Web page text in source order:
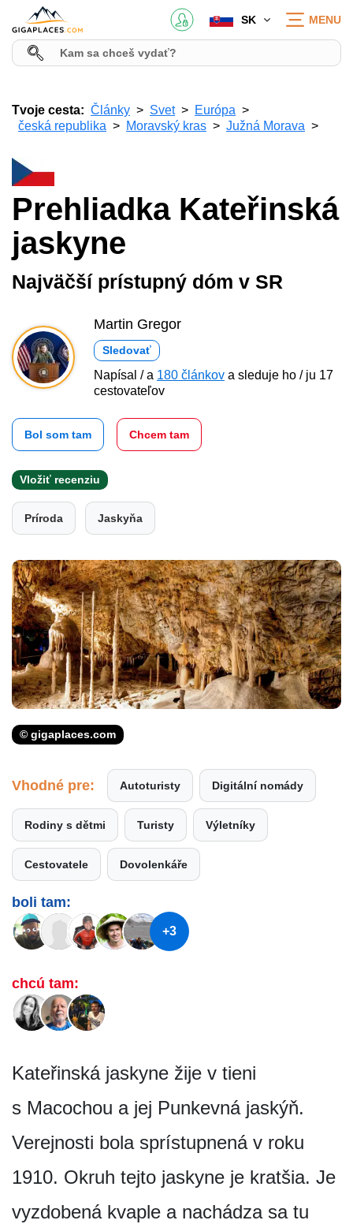
SK MENU
Tvoje cesta: Články Svet
Európa
česká republika
Moravský kras Južná Morava
Prehliadka Kateřinská
jaskyne
Najväčší prístupný dóm v SR
Martin Gregor
Sledovať
Napísal / a 180 článkov a sleduje ho / ju 17
cestovateľov
Bol som tam Chcem tam
Vložiť recenziu
Príroda Jaskyňa
© gigaplaces.com
Vhodné pre: Autoturisty Digitální nomády
Rodiny s dětmi Turisty Výletníky
Cestovatele Dovolenkáře
boli tam:
+3
chcú tam:
Kateřinská jaskyne žije v tieni
s Macochou a jej Punkevná jaskýň.
Verejnosti bola sprístupnená v roku
1910. Okruh tejto jaskyne je kratšia. Je
vyzdobená kvaple a nachádza sa tu